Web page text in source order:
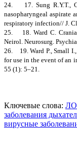
24. 17. Sung R.Y.T.,
nasopharyngeal aspirate
respiratory infection// J.
25. 18. Ward C. Cranial
Neirol. Neurosurg.
26. 19. Ward P., Small
for use in the event of an
55 (1): 5–21.
Ключевые слова:
заболевания
вирусные